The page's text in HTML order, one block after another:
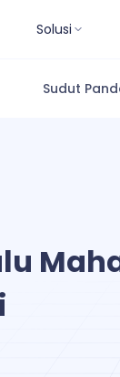
Solusi
Sudut